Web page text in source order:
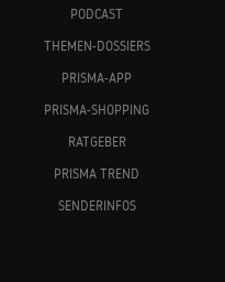
PODCAST
THEMEN-DOSSIERS
PRISMA-APP
PRISMA-SHOPPING
RATGEBER
PRISMA TREND
SENDERINFOS